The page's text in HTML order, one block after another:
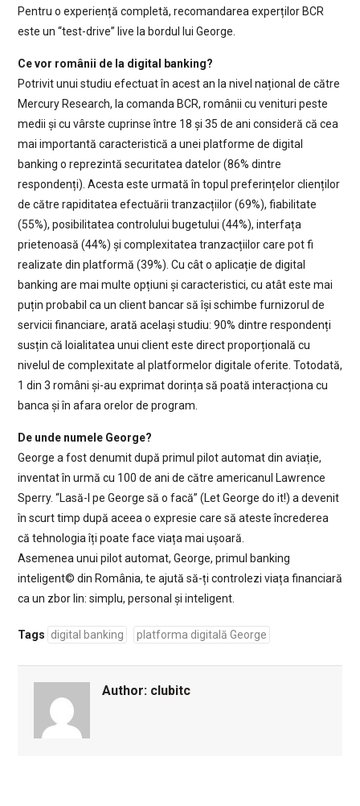
Pentru o experiență completă, recomandarea experților BCR
este un “test-drive” live la bordul lui George.
Ce vor românii de la digital banking?
Potrivit unui studiu efectuat în acest an la nivel național de către
Mercury Research, la comanda BCR, românii cu venituri peste
medii și cu vârste cuprinse între 18 și 35 de ani consideră că cea
mai importantă caracteristică a unei platforme de digital
banking o reprezintă securitatea datelor (86% dintre
respondenți). Acesta este urmată în topul preferințelor clienților
de către rapiditatea efectuării tranzacțiilor (69%), fiabilitate
(55%), posibilitatea controlului bugetului (44%), interfața
prietenoasă (44%) și complexitatea tranzacțiilor care pot fi
realizate din platformă (39%). Cu cât o aplicație de digital
banking are mai multe opțiuni și caracteristici, cu atât este mai
puțin probabil ca un client bancar să își schimbe furnizorul de
servicii financiare, arată același studiu: 90% dintre respondenți
susțin că loialitatea unui client este direct proporțională cu
nivelul de complexitate al platformelor digitale oferite. Totodată,
1 din 3 români și-au exprimat dorința să poată interacționa cu
banca și în afara orelor de program.
De unde numele George?
George a fost denumit după primul pilot automat din aviație,
inventat în urmă cu 100 de ani de către americanul Lawrence
Sperry. “Lasă-l pe George să o facă” (Let George do it!) a devenit
în scurt timp după aceea o expresie care să ateste încrederea
că tehnologia îți poate face viața mai ușoară.
Asemenea unui pilot automat, George, primul banking
inteligent© din România, te ajută să-ți controlezi viața financiară
ca un zbor lin: simplu, personal și inteligent.
Tags digital banking platforma digitală George
Author: clubitc